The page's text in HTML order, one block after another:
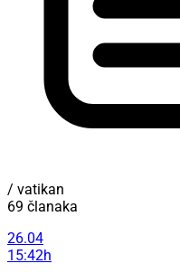
/ vatikan
69 članaka
26.04
15:42h